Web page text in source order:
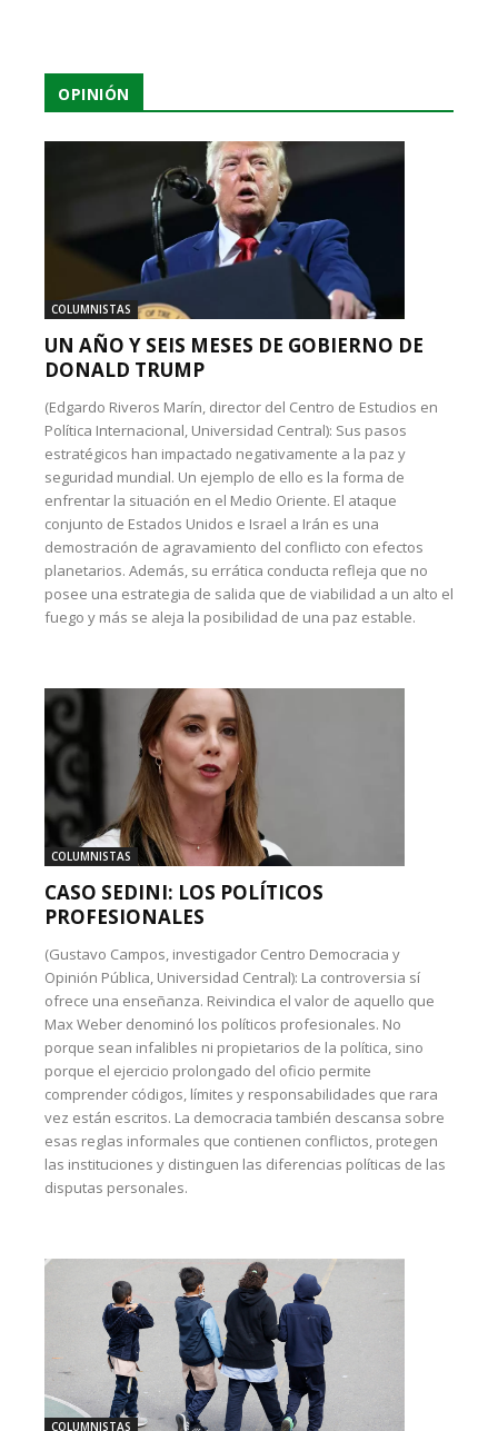
OPINIÓN
COLUMNISTAS
UN AÑO Y SEIS MESES DE GOBIERNO DE
DONALD TRUMP
(Edgardo Riveros Marín, director del Centro de Estudios en
Política Internacional, Universidad Central): Sus pasos
estratégicos han impactado negativamente a la paz y
seguridad mundial. Un ejemplo de ello es la forma de
enfrentar la situación en el Medio Oriente. El ataque
conjunto de Estados Unidos e Israel a Irán es una
demostración de agravamiento del conflicto con efectos
planetarios. Además, su errática conducta refleja que no
posee una estrategia de salida que de viabilidad a un alto el
fuego y más se aleja la posibilidad de una paz estable.
COLUMNISTAS
CASO SEDINI: LOS POLÍTICOS
PROFESIONALES
(Gustavo Campos, investigador Centro Democracia y
Opinión Pública, Universidad Central): La controversia sí
ofrece una enseñanza. Reivindica el valor de aquello que
Max Weber denominó los políticos profesionales. No
porque sean infalibles ni propietarios de la política, sino
porque el ejercicio prolongado del oficio permite
comprender códigos, límites y responsabilidades que rara
vez están escritos. La democracia también descansa sobre
esas reglas informales que contienen conflictos, protegen
las instituciones y distinguen las diferencias políticas de las
disputas personales.
COLUMNISTAS